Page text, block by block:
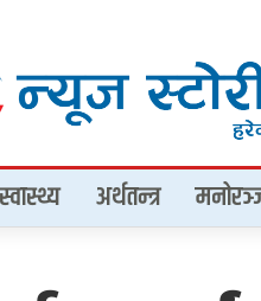
स्वास्थ्य अर्थतन्त्र